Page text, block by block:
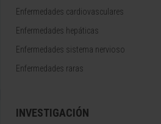
Enfermedades cardiovasculares
Enfermedades hepáticas
Enfermedades sistema nervioso
Enfermedades raras
INVESTIGACIÓN